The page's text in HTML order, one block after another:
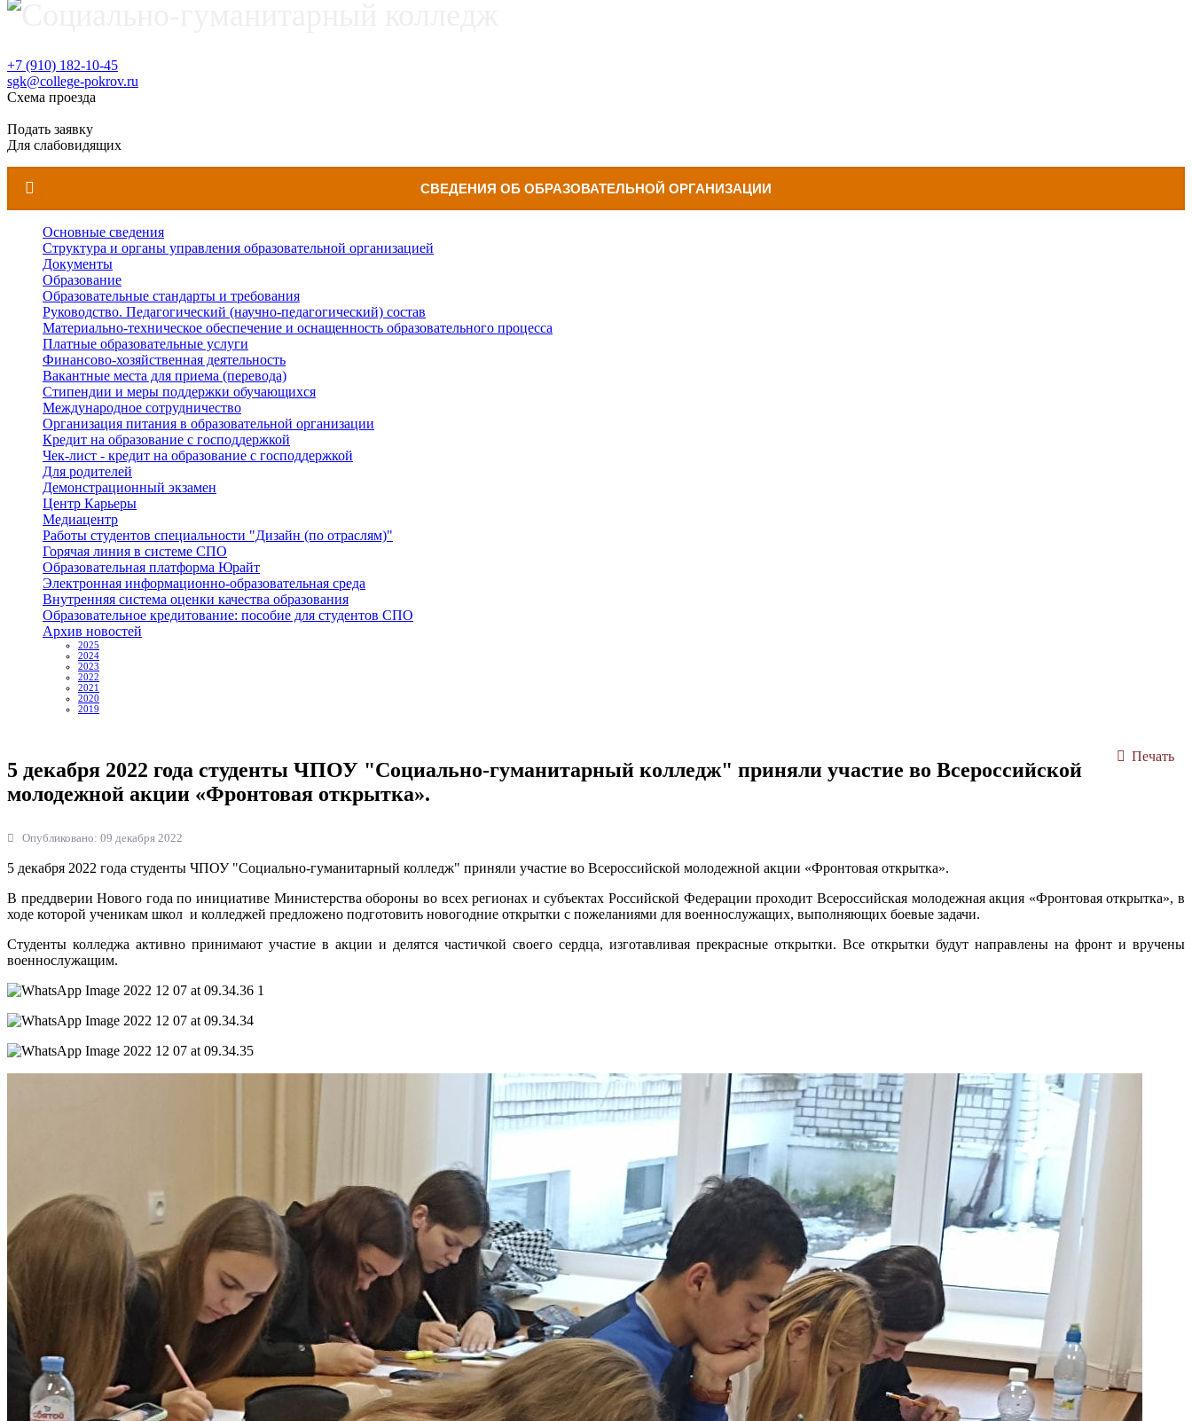
+7 (910) 182-10-45
sgk@college-pokrov.ru
Схема проезда
Подать заявку
Для слабовидящих
СВЕДЕНИЯ ОБ ОБРАЗОВАТЕЛЬНОЙ ОРГАНИЗАЦИИ
Основные сведения
Структура и органы управления образовательной организацией
Документы
Образование
Образовательные стандарты и требования
Руководство. Педагогический (научно-педагогический) состав
Материально-техническое обеспечение и оснащенность образовательного процесса
Платные образовательные услуги
Финансово-хозяйственная деятельность
Вакантные места для приема (перевода)
Стипендии и меры поддержки обучающихся
Международное сотрудничество
Организация питания в образовательной организации
Кредит на образование с господдержкой
Чек-лист - кредит на образование с господдержкой
Для родителей
Демонстрационный экзамен
Центр Карьеры
Медиацентр
Работы студентов специальности "Дизайн (по отраслям)"
Горячая линия в системе СПО
Образовательная платформа Юрайт
Электронная информационно-образовательная среда
Внутренняя система оценки качества образования
Образовательное кредитование: пособие для студентов СПО
Архив новостей
2025
2024
2023
2022
2021
2020
2019
Печать
5 декабря 2022 года студенты ЧПОУ "Социально-гуманитарный колледж" приняли участие во Всероссийской
молодежной акции «Фронтовая открытка».
Опубликовано: 09 декабря 2022
5 декабря 2022 года студенты ЧПОУ "Социально-гуманитарный колледж" приняли участие во Всероссийской молодежной акции «Фронтовая открытка».
В преддверии Нового года по инициативе Министерства обороны во всех регионах и субъектах Российской Федерации проходит Всероссийская молодежная акция «Фронтовая открытка», в
ходе которой ученикам школ и колледжей предложено подготовить новогодние открытки с пожеланиями для военнослужащих, выполняющих боевые задачи.
Студенты колледжа активно принимают участие в акции и делятся частичкой своего сердца, изготавливая прекрасные открытки. Все открытки будут направлены на фронт и вручены
военнослужащим.